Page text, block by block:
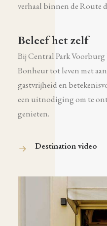
verhaal binnen de Route
Beleef het zelf
Bij Central Park
Bonheur tot leven met
gastvrijheid en
een uitnodiging om te
genieten.
Destination video